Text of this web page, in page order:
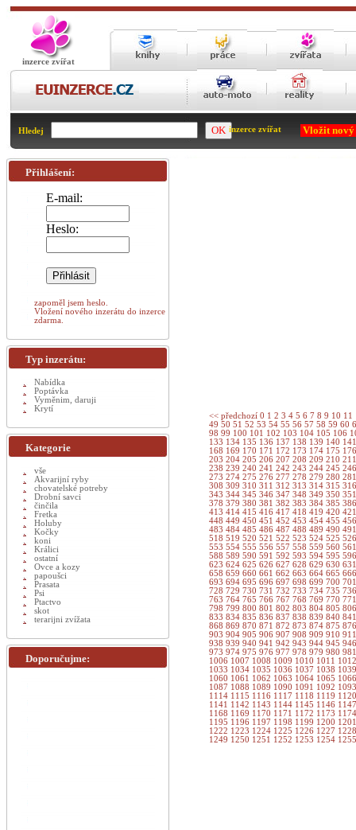
inzerce zvířat
Hledej inzerce zvířat Vložit
<< předchozí 0 1 2 3 4 5 6 7 8 9 10 11
49 50 51 52 53 54 55 56 57 58 59 60
98 99 100 101 102 103 104 105 106
133 134 135 136 137 138 139 140
168 169 170 171 172 173 174 175
203 204 205 206 207 208 209 210
238 239 240 241 242 243 244 245
273 274 275 276 277 278 279 280
308 309 310 311 312 313 314 315
343 344 345 346 347 348 349 350
378 379 380 381 382 383 384 385
413 414 415 416 417 418 419 420
448 449 450 451 452 453 454 455
483 484 485 486 487 488 489 490
518 519 520 521 522 523 524 525
553 554 555 556 557 558 559 560
588 589 590 591 592 593 594 595
623 624 625 626 627 628 629 630
658 659 660 661 662 663 664 665
693 694 695 696 697 698 699 700
728 729 730 731 732 733 734 735
763 764 765 766 767 768 769 770
798 799 800 801 802 803 804 805
833 834 835 836 837 838 839 840
868 869 870 871 872 873 874 875
903 904 905 906 907 908 909 910
938 939 940 941 942 943 944 945
973 974 975 976 977 978 979 980
1006 1007 1008 1009 1010 1011
1033 1034 1035 1036 1037 1038
1060 1061 1062 1063 1064 1065
1087 1088 1089 1090 1091 1092
1114 1115 1116 1117 1118 1119
1141 1142 1143 1144 1145 1146
1168 1169 1170 1171 1172 1173
1195 1196 1197 1198 1199 1200
1222 1223 1224 1225 1226 1227
1249 1250 1251 1252 1253 1254
Přihlášení:
E-mail:
Heslo:
zapoměl jsem heslo.
Vložení nového inzerátu do inzerce
zdarma.
Typ inzerátu:
Nabídka
Poptávka
Vyměnim, daruji
Krytí
Kategorie
vše
Akvarijní ryby
chovatelské potreby
Drobní savci
činčila
Fretka
Holuby
Kočky
koni
Králici
ostatní
Ovce a kozy
papoušci
Prasata
Psi
Ptactvo
skot
terarijni zvížata
Doporučujme: